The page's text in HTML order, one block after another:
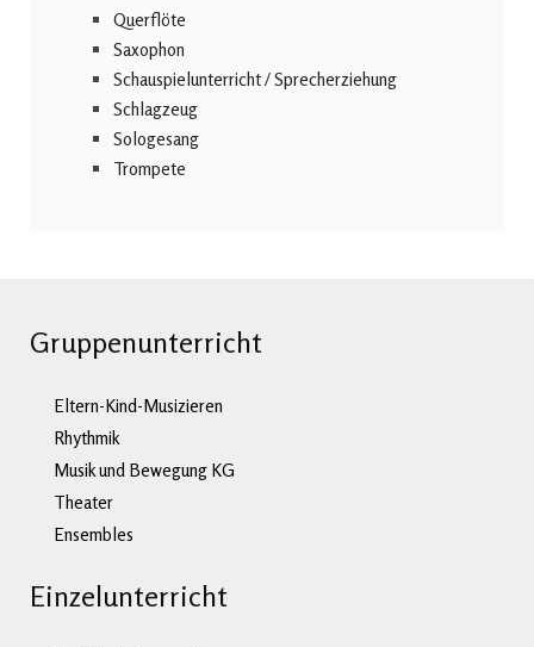
Querflöte
Saxophon
Schauspielunterricht / Sprecherziehung
Schlagzeug
Sologesang
Trompete
Gruppenunterricht
Eltern-Kind-Musizieren
Rhythmik
Musik und Bewegung KG
Theater
Ensembles
Einzelunterricht